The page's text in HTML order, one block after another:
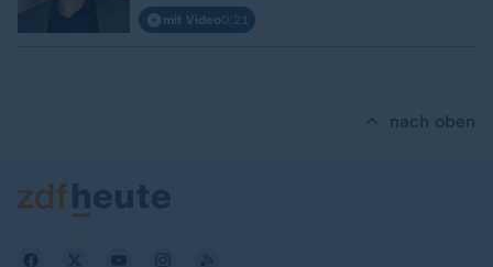
mit Video0:21
nach oben